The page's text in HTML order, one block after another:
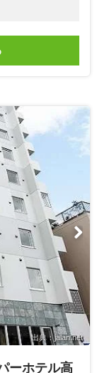
出典：jalan.net
ホテル高